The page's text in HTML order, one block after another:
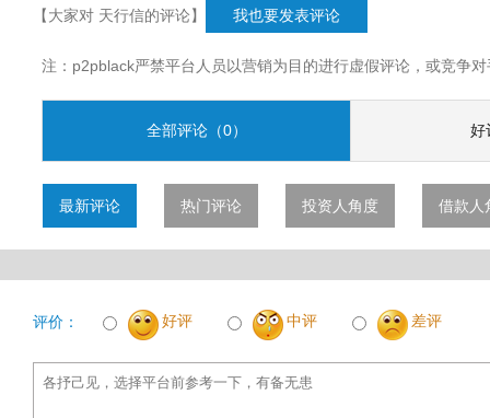
【大家对 天行信的评论】 我也要发表评论
注：p2pblack严禁平台人员以营销为目的进行虚假评论，或竞争
全部评论（0） 好
最新评论 热门评论 投资人角度 借款人
评价： 好评 中评 差评